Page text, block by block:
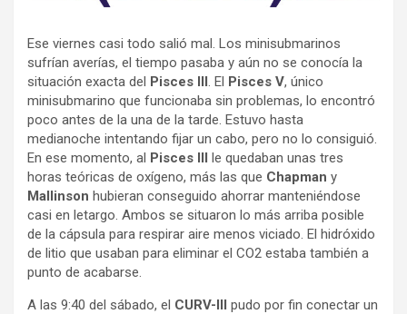
Ese viernes casi todo salió mal. Los minisubmarinos
sufrían averías, el tiempo pasaba y aún no se conocía la
situación exacta del Pisces III. El Pisces V, único
minisubmarino que funcionaba sin problemas, lo encontró
poco antes de la una de la tarde. Estuvo hasta
medianoche intentando fijar un cabo, pero no lo consiguió.
En ese momento, al Pisces III le quedaban unas tres
horas teóricas de oxígeno, más las que Chapman y
Mallinson hubieran conseguido ahorrar manteniéndose
casi en letargo. Ambos se situaron lo más arriba posible
de la cápsula para respirar aire menos viciado. El hidróxido
de litio que usaban para eliminar el CO2 estaba también a
punto de acabarse.
A las 9:40 del sábado, el CURV-III pudo por fin conectar un